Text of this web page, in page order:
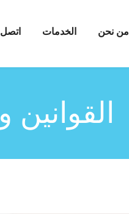
من نحن الخدمات اتصل
القوانين